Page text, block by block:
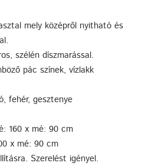
mely középről nyitható és
szélén díszmarással.
pác színek, vízlakk
fehér, gesztenye
160 x mé: 90 cm
x mé: 90 cm
Szerelést igényel.